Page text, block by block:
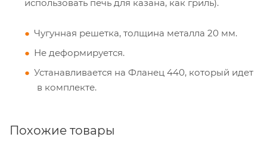
использовать печь для казана, как гриль).
Чугунная решетка, толщина металла 20 мм.
Не деформируется.
Устанавливается на Фланец 440, который идет
в комплекте.
Похожие товары